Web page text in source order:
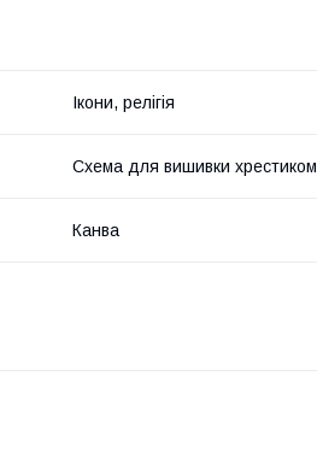
Ікони, релігія
Схема для вишивки хрестиком
Канва